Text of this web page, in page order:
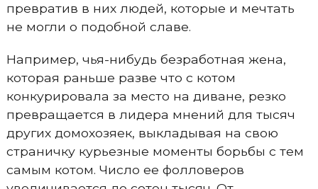
превратив в них людей, которые и мечтать
не могли о подобной славе.
Например, чья-нибудь безработная жена,
которая раньше разве что с котом
конкурировала за место на диване, резко
превращается в лидера мнений для тысяч
других домохозяек, выкладывая на свою
страничку курьезные моменты борьбы с тем
самым котом. Число ее фолловеров